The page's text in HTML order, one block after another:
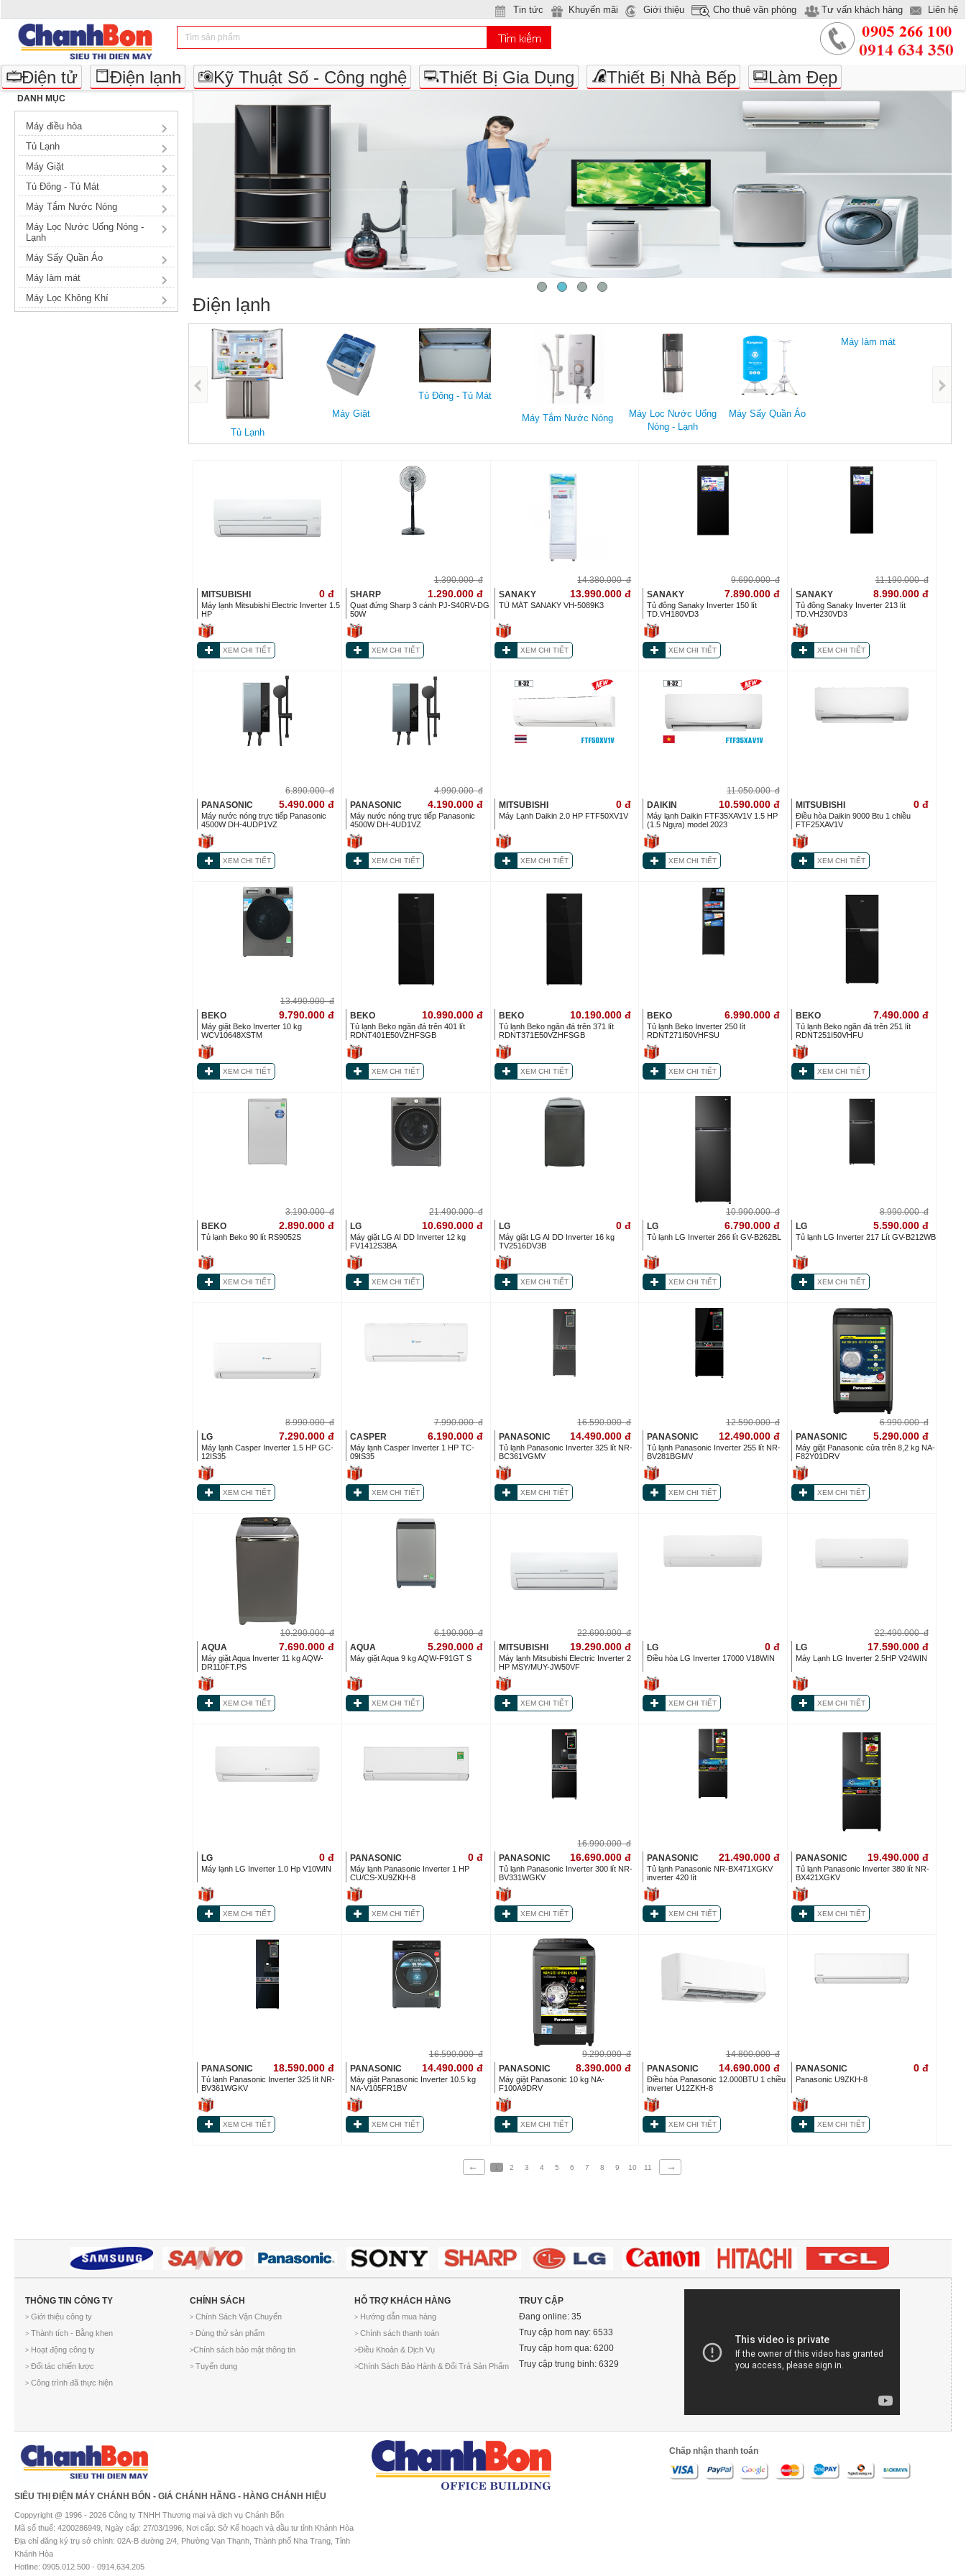
Liên hệ
Tin tức Khuyến mãi Giới thiệu Cho thuê văn phòng Tư vấn khách hàng
Điện tử Điện lạnh Kỹ Thuật Số - Công nghệ Thiết Bị Gia Dụng Thiết Bị Nhà Bếp Làm Đẹp
DANH MỤC
Máy điều hòa
Tủ Lạnh
Máy Giặt
Tủ Đông - Tủ Mát
Máy Tắm Nước Nóng
Máy Lọc Nước Uống Nóng -
Lạnh
Máy Sấy Quần Áo
Máy làm mát
Máy Lọc Không Khí
Điện lạnh
Tủ Lạnh
Máy Giặt
Tủ Đông - Tủ Mát
Máy Tắm Nước Nóng
Máy Lọc Nước Uống
Nóng - Lạnh
Máy Sấy Quần Áo
Máy làm mát
MITSUBISHI 0 đ
Máy lạnh Mitsubishi Electric Inverter 1.5
HP
XEM CHI TIẾT
1.390.000 đ
SHARP
1.290.000 đ
Quạt đứng Sharp 3 cánh PJ-S40RV-DG
50W
XEM CHI TIẾT
14.380.000 đ
SANAKY
13.990.000 đ
TỦ MÁT SANAKY VH-5089K3
XEM CHI TIẾT
9.690.000 đ
SANAKY
7.890.000 đ
Tủ đông Sanaky Inverter 150 lít
TD.VH180VD3
XEM CHI TIẾT
11.190.000 đ
SANAKY
8.990.000 đ
Tủ đông Sanaky Inverter 213 lít
TD.VH230VD3
XEM CHI TIẾT
6.890.000 đ
PANASONIC
5.490.000 đ
Máy nước nóng trực tiếp Panasonic
4500W DH-4UDP1VZ
XEM CHI TIẾT
4.990.000 đ
PANASONIC
4.190.000 đ
Máy nước nóng trực tiếp Panasonic
4500W DH-4UD1VZ
XEM CHI TIẾT
MITSUBISHI 0 đ
Máy Lạnh Daikin 2.0 HP FTF50XV1V
XEM CHI TIẾT
11.050.000 đ
DAIKIN
10.590.000 đ
Máy lạnh Daikin FTF35XAV1V 1.5 HP
(1.5 Ngựa) model 2023
XEM CHI TIẾT
MITSUBISHI 0 đ
Điều hòa Daikin 9000 Btu 1 chiều
FTF25XAV1V
XEM CHI TIẾT
13.490.000 đ
BEKO
9.790.000 đ
Máy giặt Beko Inverter 10 kg
WCV10648XSTM
XEM CHI TIẾT
BEKO 10.990.000 đ
Tủ lạnh Beko ngăn đá trên 401 lít
RDNT401E50VZHFSGB
XEM CHI TIẾT
BEKO 10.190.000 đ
Tủ lạnh Beko ngăn đá trên 371 lít
RDNT371E50VZHFSGB
XEM CHI TIẾT
BEKO 6.990.000 đ
Tủ lạnh Beko Inverter 250 lít
RDNT271I50VHFSU
XEM CHI TIẾT
BEKO 7.490.000 đ
Tủ lạnh Beko ngăn đá trên 251 lít
RDNT251I50VHFU
XEM CHI TIẾT
3.190.000 đ
BEKO
2.890.000 đ
Tủ lạnh Beko 90 lít RS9052S
XEM CHI TIẾT
21.490.000 đ
LG
10.690.000 đ
Máy giặt LG AI DD Inverter 12 kg
FV1412S3BA
XEM CHI TIẾT
LG 0 đ
Máy giặt LG AI DD Inverter 16 kg
TV2516DV3B
XEM CHI TIẾT
10.990.000 đ
LG
6.790.000 đ
Tủ lạnh LG Inverter 266 lít GV-B262BL
XEM CHI TIẾT
8.990.000 đ
LG
5.590.000 đ
Tủ lạnh LG Inverter 217 Lít GV-B212WB
XEM CHI TIẾT
8.990.000 đ
LG
7.290.000 đ
Máy lạnh Casper Inverter 1.5 HP GC-
12IS35
XEM CHI TIẾT
7.990.000 đ
CASPER
6.190.000 đ
Máy lạnh Casper Inverter 1 HP TC-
09IS35
XEM CHI TIẾT
16.590.000 đ
PANASONIC
14.490.000 đ
Tủ lạnh Panasonic Inverter 325 lít NR-
BC361VGMV
XEM CHI TIẾT
12.590.000 đ
PANASONIC
12.490.000 đ
Tủ lạnh Panasonic Inverter 255 lít NR-
BV281BGMV
XEM CHI TIẾT
6.990.000 đ
PANASONIC
5.290.000 đ
Máy giặt Panasonic cửa trên 8,2 kg NA-
F82Y01DRV
XEM CHI TIẾT
10.290.000 đ
AQUA
7.690.000 đ
Máy giặt Aqua Inverter 11 kg AQW-
DR110FT.PS
XEM CHI TIẾT
6.190.000 đ
AQUA
5.290.000 đ
Máy giặt Aqua 9 kg AQW-F91GT S
XEM CHI TIẾT
22.690.000 đ
MITSUBISHI
19.290.000 đ
Máy lạnh Mitsubishi Electric Inverter 2
HP MSY/MUY-JW50VF
XEM CHI TIẾT
LG 0 đ
Điều hòa LG Inverter 17000 V18WIN
XEM CHI TIẾT
22.490.000 đ
LG
17.590.000 đ
Máy Lạnh LG Inverter 2.5HP V24WIN
XEM CHI TIẾT
LG 0 đ
Máy lạnh LG Inverter 1.0 Hp V10WIN
XEM CHI TIẾT
PANASONIC 0 đ
Máy lạnh Panasonic Inverter 1 HP
CU/CS-XU9ZKH-8
XEM CHI TIẾT
16.990.000 đ
PANASONIC
16.690.000 đ
Tủ lạnh Panasonic Inverter 300 lít NR-
BV331WGKV
XEM CHI TIẾT
PANASONIC 21.490.000 đ
Tủ lạnh Panasonic NR-BX471XGKV
inverter 420 lít
XEM CHI TIẾT
PANASONIC 19.490.000 đ
Tủ lạnh Panasonic Inverter 380 lít NR-
BX421XGKV
XEM CHI TIẾT
PANASONIC 18.590.000 đ
Tủ lạnh Panasonic Inverter 325 lít NR-
BV361WGKV
XEM CHI TIẾT
16.590.000 đ
PANASONIC
14.490.000 đ
Máy giặt Panasonic Inverter 10.5 kg
NA-V105FR1BV
XEM CHI TIẾT
9.290.000 đ
PANASONIC
8.390.000 đ
Máy giặt Panasonic 10 kg NA-
F100A9DRV
XEM CHI TIẾT
14.800.000 đ
PANASONIC
14.690.000 đ
Điều hòa Panasonic 12.000BTU 1 chiều
inverter U12ZKH-8
XEM CHI TIẾT
PANASONIC 0 đ
Panasonic U9ZKH-8
XEM CHI TIẾT
← 2 3 4 5 6 7 8 9 10 11 →
THÔNG TIN CÔNG TY
> Giới thiệu công ty
> Thành tích - Bằng khen
> Hoạt động công ty
> Đối tác chiến lược
> Công trình đã thực hiện
CHÍNH SÁCH
> Chính Sách Vận Chuyển
> Dùng thử sản phẩm
>Chính sách bảo mật thông tin
> Tuyển dụng
HỖ TRỢ KHÁCH HÀNG
> Hướng dẫn mua hàng
> Chính sách thanh toán
>Điều Khoản & Dịch Vụ
>Chính Sách Bảo Hành & Đổi Trả Sản Phẩm
TRUY CẬP
Đang online: 35
Truy cập hom nay: 6533
Truy cập hom qua: 6200
Truy cập trung binh: 6329
SIÊU THỊ ĐIỆN MÁY CHÁNH BỔN - GIÁ CHÁNH HÃNG - HÀNG CHÁNH HIỆU
Coppyright @ 1996 - 2026 Công ty TNHH Thương mại và dịch vụ Chánh Bổn
Mã số thuế: 4200286949, Ngày cấp: 27/03/1996, Nơi cấp: Sở Kế hoạch và đầu tư tỉnh Khánh Hòa
Địa chỉ đăng ký trụ sở chính: 02A-B đường 2/4, Phường Vạn Thạnh, Thành phố Nha Trang, Tỉnh
Khánh Hòa
Hotline: 0905.012.500 - 0914.634.205
Chấp nhận thanh toán